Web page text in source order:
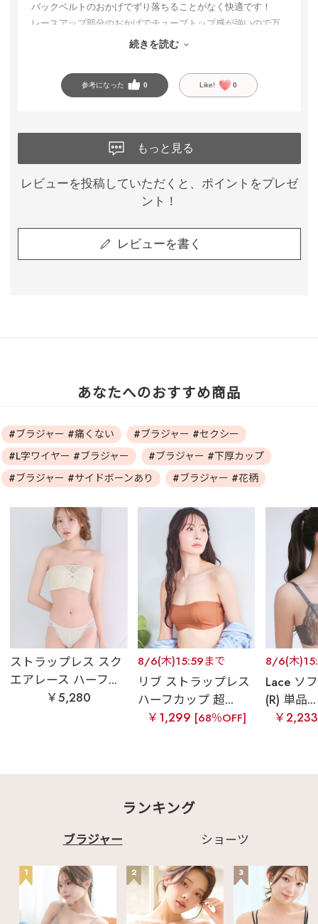
バックベルトのおかげでずり落ちることがなく快適です！
レースアップ部分のおかげでチューブトップ感が強いので万
が一胸元が見えてもあまり下着っぽくないのも良いなと思っ
続きを読む
参考になった 0 Like! 0
もっと見る
レビューを投稿していただくと、ポイントをプレゼ
ント！
レビューを書く
あなたへのおすすめ商品
#ブラジャー #痛くない
#ブラジャー #セクシー
#L字ワイヤー #ブラジャー
#ブラジャー #下厚カップ
#ブラジャー #サイドボーンあり
#ブラジャー #花柄
ストラップレス スク
エアレース ハーフ...
￥5,280
8/6(木)15:59まで
リブ ストラップレス
ハーフカップ 超...
￥1,299 [68％OFF]
8/6(木
Lace ソ
(R) 単品...
￥
ランキング
ブラジャー ショーツ
1 2 3